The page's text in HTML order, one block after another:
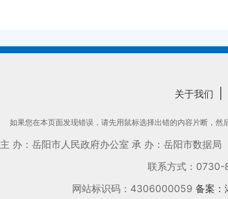
关于我们
如果您在本页面发现错误，请先用鼠标选择出错的内容片断，然
主 办：岳阳市人民政府办公室 承 办：岳阳市数据
联系方式：0730-
网站标识码：4306000059 备案